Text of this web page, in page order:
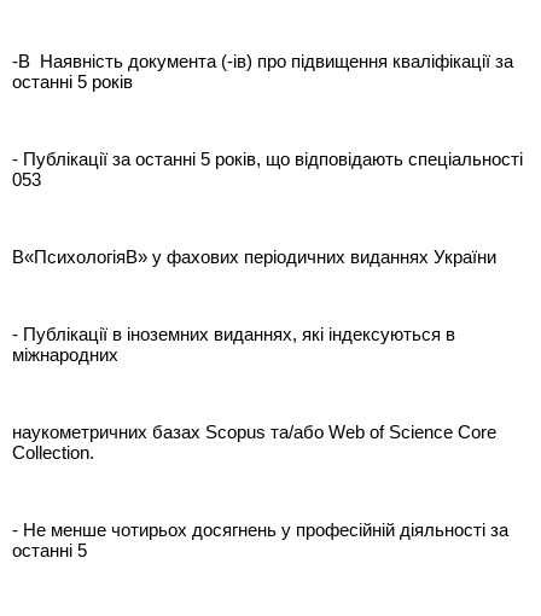
-В Наявність документа (-ів) про підвищення кваліфікації за
останні 5 років
- Публікації за останні 5 років, що відповідають спеціальності
053
В«ПсихологіяВ» у фахових періодичних виданнях України
- Публікації в іноземних виданнях, які індексуються в
міжнародних
наукометричних базах Scopus та/або Web of Science Core
Collection.
- Не менше чотирьох досягнень у професійній діяльності за
останні 5